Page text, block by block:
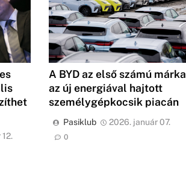
A BYD az első számú márka
az új energiával hajtott
személygépkocsik piacán
Pasiklub 2026. január 07.
0